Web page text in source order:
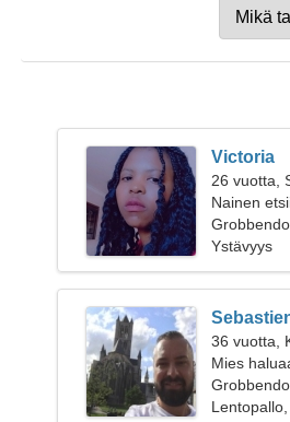
Victoria
26 vuotta,
Nainen
Ystävyys
36 vuotta,
Mies